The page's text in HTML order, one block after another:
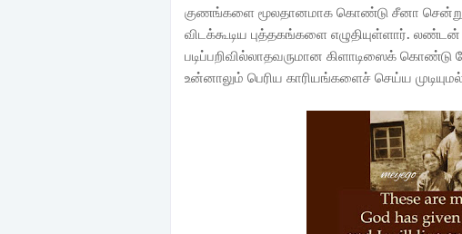
குணங்களை மூலதானமாக கொண்டு சீனா சென்று
விடக்கூடிய புத்தகங்களை எழுதியுள்ளார்.
படிப்பறிவில்லாதவருமான கிளாடிஸைக்
உன்னாலும் பெரிய காரியங்களைச் செய்ய